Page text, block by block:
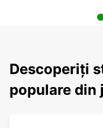
Descoperiți
populare din